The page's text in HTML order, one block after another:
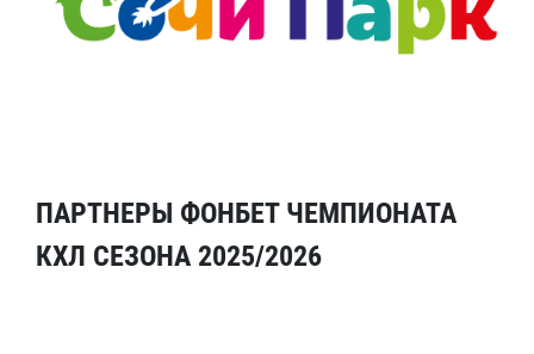
ПАРТНЕРЫ ФОНБЕТ ЧЕМПИОНАТА
КХЛ СЕЗОНА 2025/2026